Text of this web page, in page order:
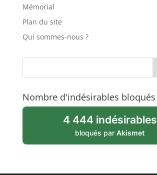
Mémorial
Plan du site
Qui sommes-nous ?
Nombre d'indésirables bloqués
4 444 indésirables
bloqués parAkismet